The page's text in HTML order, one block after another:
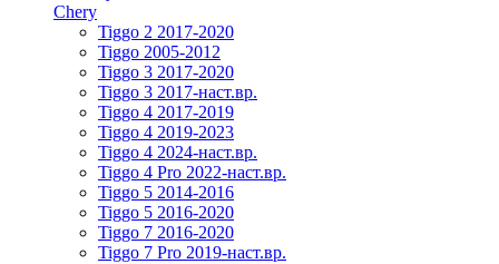
Chery
Tiggo 2 2017-2020
Tiggo 2005-2012
Tiggo 3 2017-2020
Tiggo 3 2017-наст.вр.
Tiggo 4 2017-2019
Tiggo 4 2019-2023
Tiggo 4 2024-наст.вр.
Tiggo 4 Pro 2022-наст.вр.
Tiggo 5 2014-2016
Tiggo 5 2016-2020
Tiggo 7 2016-2020
Tiggo 7 Pro 2019-наст.вр.